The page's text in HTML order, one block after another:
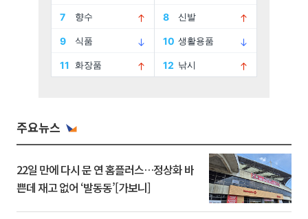
주요뉴스
22일 만에 다시 문 연 홈플러스…정상화 바
쁜데 재고 없어 ‘발동동’[가보니]